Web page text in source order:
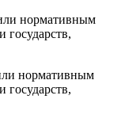
нормативным
государств,
нормативным
государств,